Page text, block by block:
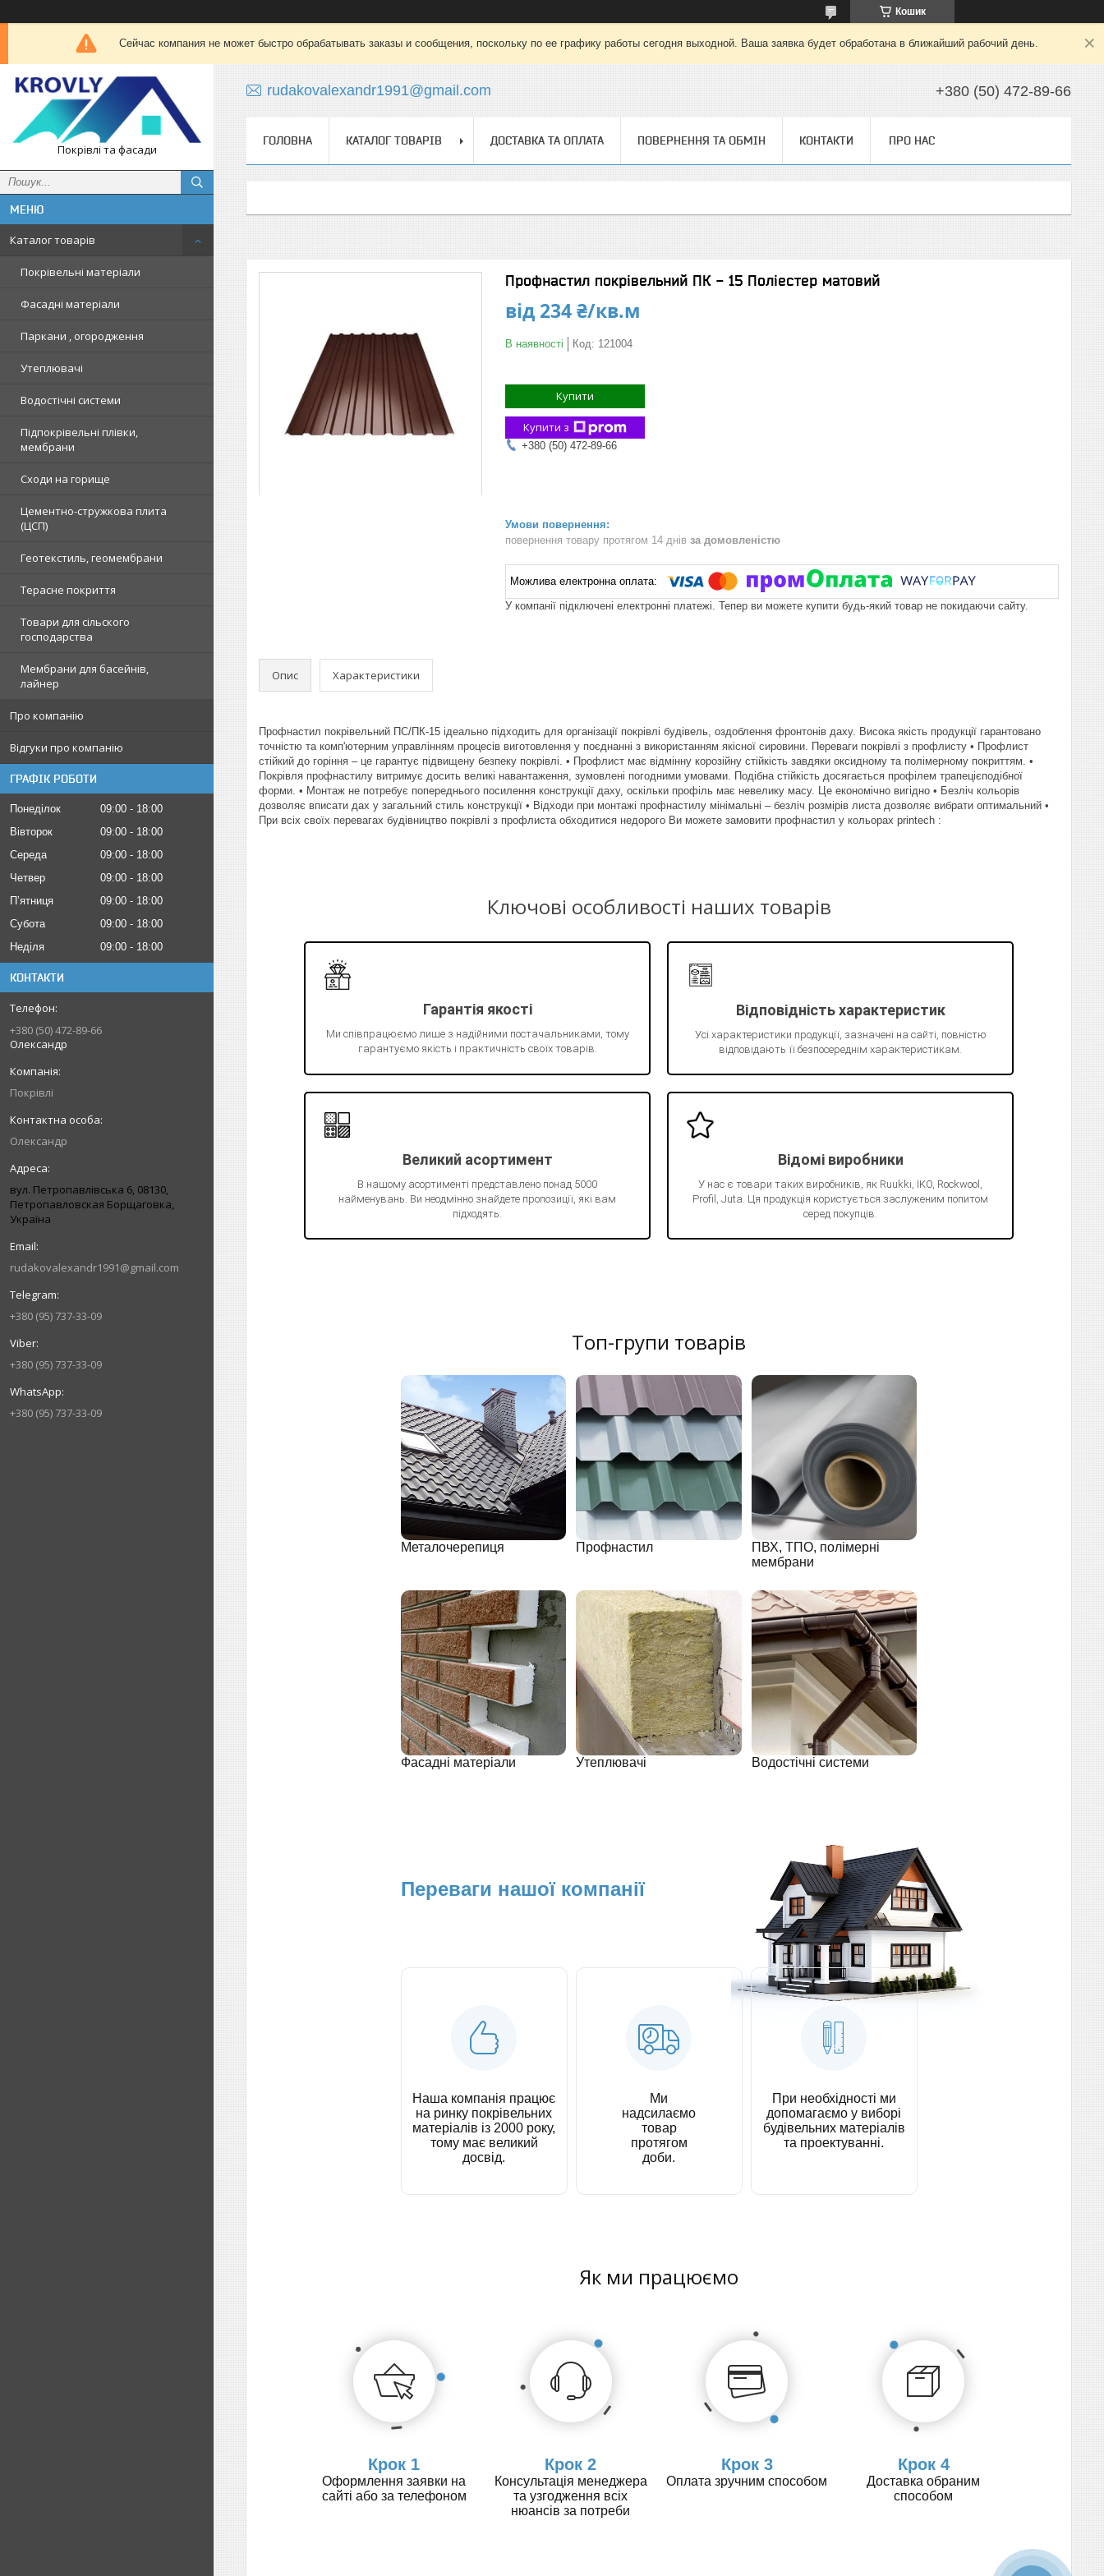
Кошик
Сейчас компания не может быстро обрабатывать заказы и сообщения, поскольку по ее графику работы сегодня выходной. Ваша заявка будет обработана в ближайший рабочий день.
Покрівлі та фасади
Каталог товарів
Покрівельні матеріали
Фасадні матеріали
Паркани , огородження
Утеплювачі
Водостічні системи
Підпокрівельні плівки,
мембрани
Сходи на горище
Цементно-стружкова плита
(ЦСП)
Геотекстиль, геомембрани
Терасне покриття
Товари для сільского
господарства
Мембрани для басейнів,
лайнер
Про компанію
Відгуки про компанію
ГРАФІК РОБОТИ
Понеділок 09:00
18:00
Вівторок
09:00
18:00
Середа
09:00
18:00
Четвер
09:00
18:00
Пʼятниця
09:00
18:00
Субота
09:00
18:00
Неділя
09:00 18:00
КОНТАКТИ
+380 (50) 472-89-66
Олександр
Покрівлі
Олександр
вул. Петропавлівська 6, 08130,
Петропавловская Борщаговка,
Україна
rudakovalexandr1991@gmail.com
+380 (95) 737-33-09
+380 (95) 737-33-09
+380 (95) 737-33-09
rudakovalexandr1991@gmail.com +380 (50) 472-89-66
ГОЛОВНА КАТАЛОГ ТОВАРІВ ДОСТАВКА ТА ОПЛАТА ПОВЕРНЕННЯ ТА ОБМІН КОНТАКТИ ПРО НАС
Профнастил покрівельний ПК - 15 Поліестер матовий
від 234 ₴/кв.м
В наявності Код: 121004
Купити
Купити з
+380 (50) 472-89-66
повернення товару протягом 14 днів за домовленістю
У компанії підключені електронні платежі. Тепер ви можете купити будь-який товар не покидаючи сайту.
Опис Характеристики
Профнастил покрівельний ПС/ПК-15 ідеально підходить для організації покрівлі будівель, оздоблення фронтонів даху. Висока якість продукції гарантовано
точністю та комп'ютерним управлінням процесів виготовлення у поєднанні з використанням якісної сировини. Переваги покрівлі з профлисту • Профлист
стійкий до горіння – це гарантує підвищену безпеку покрівлі. • Профлист має відмінну корозійну стійкість завдяки оксидному та полімерному покриттям. •
Покрівля профнастилу витримує досить великі навантаження, зумовлені погодними умовами. Подібна стійкість досягається профілем трапецієподібної
форми. • Монтаж не потребує попереднього посилення конструкції даху, оскільки профіль має невелику масу. Це економічно вигідно • Безліч кольорів
дозволяє вписати дах у загальний стиль конструкції • Відходи при монтажі профнастилу мінімальні – безліч розмірів листа дозволяє вибрати оптимальний •
При всіх своїх перевагах будівництво покрівлі з профлиста обходитися недорого Ви можете замовити профнастил у кольорах printech :
Ключові особливості наших товарів
Гарантія якості
Ми співпрацюємо лише з надійними постачальниками, тому
гарантуємо якість і практичність своїх товарів.
Відповідність характеристик
Усі характеристики продукції, зазначені на сайті, повністю
відповідають її безпосереднім характеристикам.
Великий асортимент
В нашому асортименті представлено понад 5000
найменувань. Ви неодмінно знайдете пропозиції, які вам
підходять.
Відомі виробники
У нас є товари таких виробників, як Ruukki, IKO, Rockwool,
Profil, Juta. Ця продукція користується заслуженим попитом
серед покупців.
Топ-групи товарів
Металочерепиця Профнастил
ПВХ, ТПО, полімерні
мембрани
Фасадні матеріали Утеплювачі Водостічні системи
Переваги нашої компанії
Наша компанія працює
на ринку покрівельних
матеріалів із 2000 року,
тому має великий
досвід.
Ми
надсилаємо
товар
протягом
доби.
При необхідності ми
допомагаємо у виборі
будівельних матеріалів
та проектуванні.
Як ми працюємо
Крок 1
Оформлення заявки на
сайті або за телефоном
Крок 2
Консультація менеджера
та узгодження всіх
нюансів за потреби
Крок 3
Оплата зручним способом
Крок 4
Доставка обраним
способом